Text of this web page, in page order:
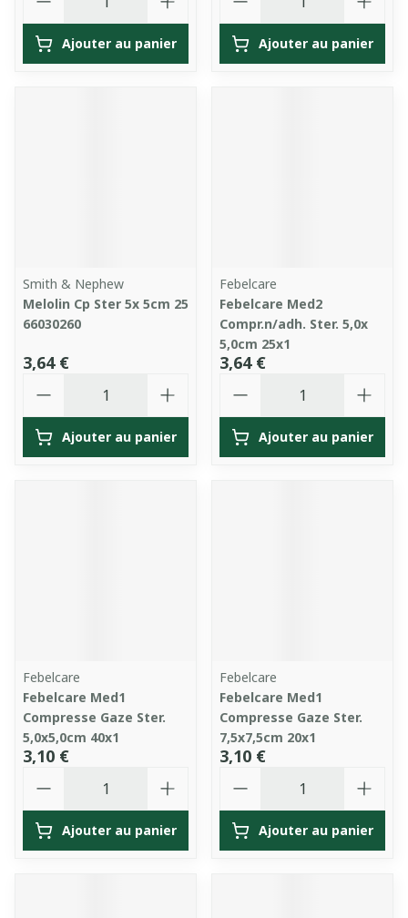
Ajouter au panier Ajouter au panier
Smith & Nephew
Melolin Cp Ster 5x 5cm 25
66030260
3,64 €
Ajouter au panier
Febelcare
Febelcare Med2
Compr.n/adh. Ster. 5,0x
5,0cm 25x1
3,64 €
Ajouter au panier
Febelcare
Febelcare Med1
Compresse Gaze Ster.
5,0x5,0cm 40x1
3,10 €
Ajouter au panier
Febelcare
Febelcare Med1
Compresse Gaze Ster.
7,5x7,5cm 20x1
3,10 €
Ajouter au panier